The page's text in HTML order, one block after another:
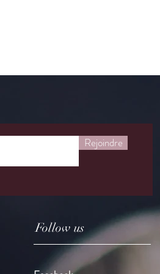
Rejoindre
Follow us